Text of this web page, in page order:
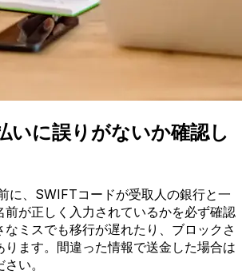
いに誤りがないか確認し
に、SWIFTコードが受取人の銀行と一
前が正しく入力されているかを必ず確認
なミスでも移行が遅れたり、ブロックさ
ります。間違った情報で送金した場合は
い。